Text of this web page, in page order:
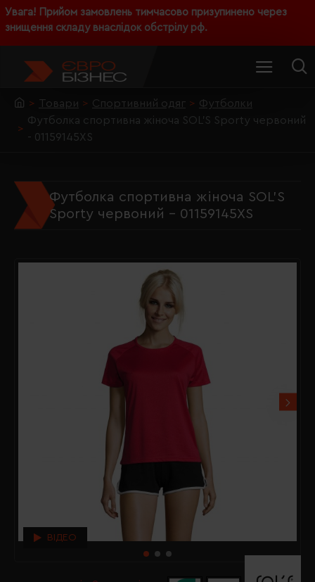
Увага! Прийом замовлень тимчасово призупинено через
знищення складу внаслідок обстрілу рф.
Товари Спортивний одяг
Футболки
Футболка спортивна жіноча SOL'S Sporty червоний
- 01159145XS
Футболка спортивна жіноча SOL'S
Sporty червоний - 01159145XS
ВІДЕО